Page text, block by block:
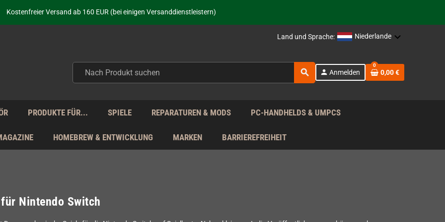
Kostenfreier Versand ab 160 EUR (bei einigen Versanddienstleistern)
Seit über 20 Jahren Deine Anlaufstelle für neue Retro-Hardware!
Täglicher Versand Mo - Fr aus Deutschland - zollfrei innerhalb der EU!
Land und Sprache: Niederlande
search person Anmelden
0
0,00 €
PRODUKTE FÜR... SPIELE REPARATUREN & MODS PC-HANDHELDS & UMPCS
HOMEBREW & ENTWICKLUNG MARKEN BARRIEREFREIHEIT
Nintendo Switch